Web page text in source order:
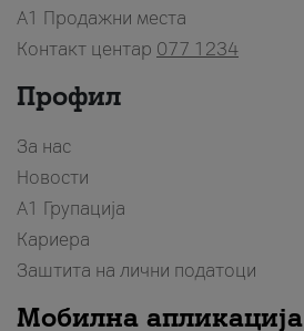
A1 Продажни места
Контакт центар 077 1234
Профил
За нас
Новости
А1 Групација
Кариера
Заштита на лични податоци
Мобилна апликација